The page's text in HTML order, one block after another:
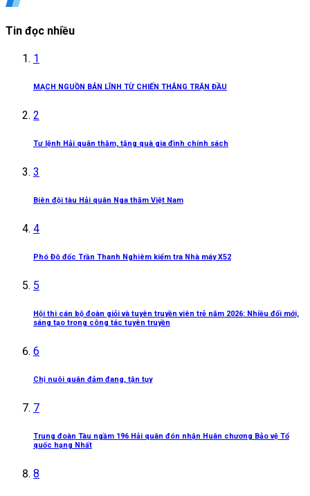
Tin đọc nhiều
1
MẠCH NGUỒN BẢN LĨNH TỪ CHIẾN THẮNG TRẬN ĐẦU
2
Tư lệnh Hải quân thăm, tặng quà gia đình chính sách
3
Biên đội tàu Hải quân Nga thăm Việt Nam
4
Phó Đô đốc Trần Thanh Nghiêm kiểm tra Nhà máy X52
5
Hội thi cán bộ đoàn giỏi và tuyên truyền viên trẻ năm 2026: Nhiều đổi mới,
sáng tạo trong công tác tuyên truyền
6
Chị nuôi quân đảm đang, tận tụy
7
Trung đoàn Tàu ngầm 196 Hải quân đón nhận Huân chương Bảo vệ Tổ
quốc hạng Nhất
8